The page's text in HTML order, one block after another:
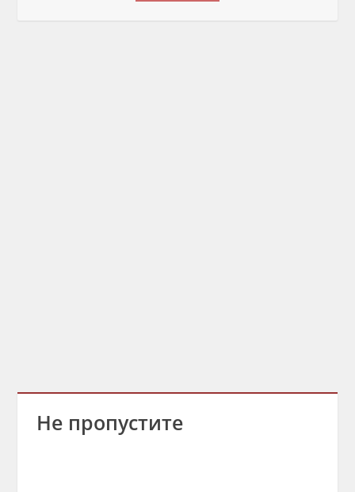
Не пропустите